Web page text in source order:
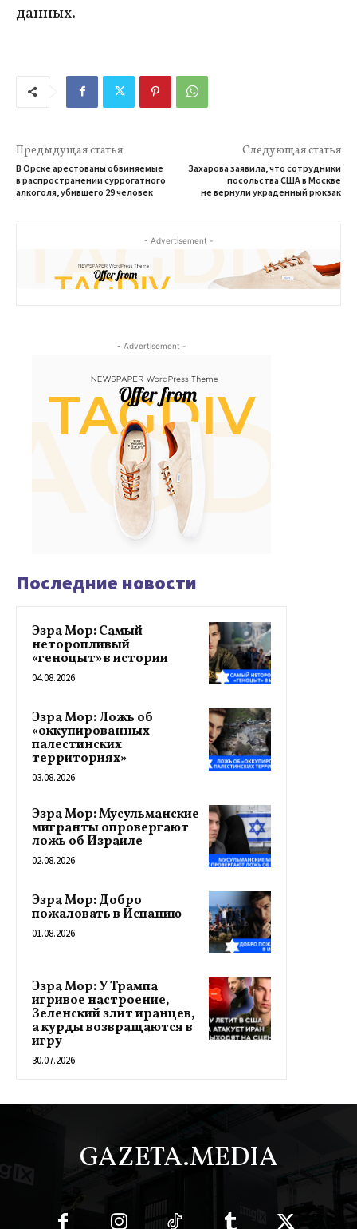
данных.
Предыдущая статья
В Орске арестованы обвиняемые
в распространении суррогатного
алкоголя, убившего 29 человек
Следующая статья
Захарова заявила, что сотрудники
посольства США в Москве
не вернули украденный рюкзак
- Advertisement -
- Advertisement -
Последние новости
Эзра Мор: Самый
неторопливый
«геноцыт» в истории
04.08.2026
Эзра Мор: Ложь об
«оккупированных
палестинских
территориях»
03.08.2026
Эзра Мор: Мусульманские
мигранты опровергают
ложь об Израиле
02.08.2026
Эзра Мор: Добро
пожаловать в Испанию
01.08.2026
Эзра Мор: У Трампа
игривое настроение,
Зеленский злит иранцев,
а курды возвращаются в
игру
30.07.2026
GAZETA.MEDIA